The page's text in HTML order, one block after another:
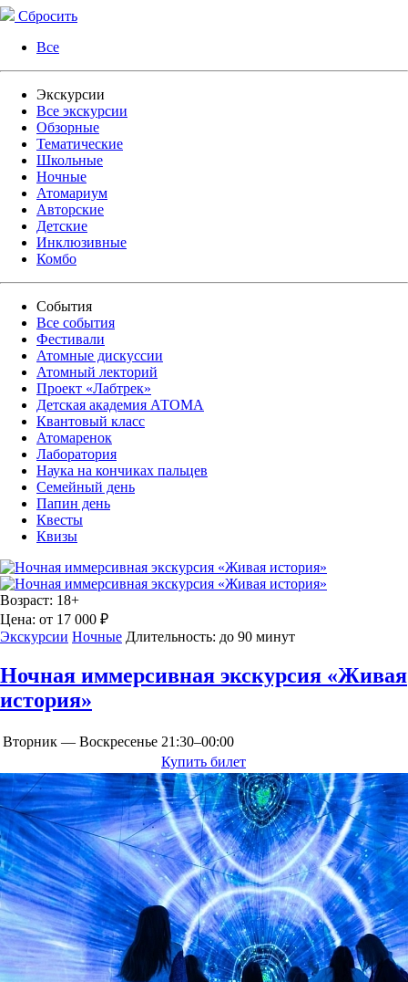
Сбросить
Все
Экскурсии
Все экскурсии
Обзорные
Тематические
Школьные
Ночные
Атомариум
Авторские
Детские
Инклюзивные
Комбо
События
Все события
Фестивали
Атомные дискуссии
Атомный лекторий
Проект «Лабтрек»
Детская академия АТОМА
Квантовый класс
Атомаренок
Лаборатория
Наука на кончиках пальцев
Семейный день
Папин день
Квесты
Квизы
Возраст: 18+
Цена: от 17 000 ₽
Экскурсии Ночные Длительность: до 90 минут
Ночная иммерсивная экскурсия «Живая
история»
Вторник — Воскресенье 21:30–00:00
Купить билет